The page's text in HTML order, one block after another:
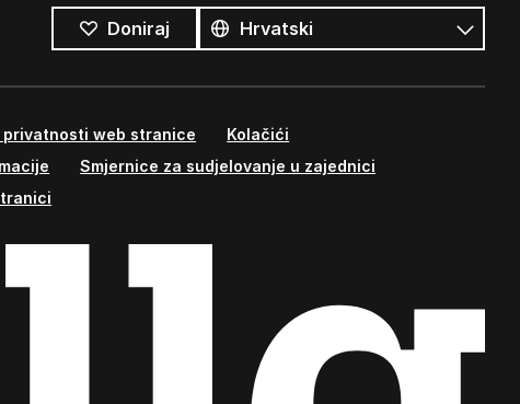
Doniraj
jezici
Jezik
privatnosti web stranice
Kolačići
Smjernice za sudjelovanje u zajednici